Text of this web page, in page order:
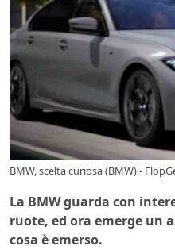
BMW, scelta curiosa (BMW) -
La BMW guarda con
ruote, ed ora emerge un
cosa è emerso.